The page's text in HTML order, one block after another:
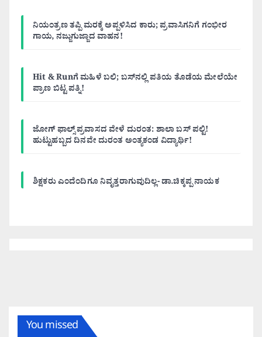
ನಿಯಂತ್ರಣ ತಪ್ಪಿ ಮರಕ್ಕೆ ಅಪ್ಪಳಿಸಿದ ಕಾರು; ಪ್ರವಾಸಿಗನಿಗೆ ಗಂಭೀರ
ಗಾಯ, ನಜ್ಜುಗುಜ್ಜಾದ ವಾಹನ!
Hit & Runಗೆ ಮಹಿಳೆ ಬಲಿ; ಬಸ್‌ನಲ್ಲಿ ಪತಿಯ ತೊಡೆಯ ಮೇಲೆಯೇ
ಪ್ರಾಣ ಬಿಟ್ಟ ಪತ್ನಿ!
ಜೋಗ್ ಫಾಲ್ಸ್ ಪ್ರವಾಸದ ವೇಳೆ ದುರಂತ: ಶಾಲಾ ಬಸ್ ಪಲ್ಟಿ!
ಹುಟ್ಟುಹಬ್ಬದ ದಿನವೇ ದುರಂತ ಅಂತ್ಯಕಂಡ ವಿದ್ಯಾರ್ಥಿ!
ಶಿಕ್ಷಕರು ಎಂದೆಂದಿಗೂ ನಿವೃತ್ತರಾಗುವುದಿಲ್ಲ- ಡಾ.ಚಿಕ್ಕಪ್ಪ ನಾಯಕ
You missed